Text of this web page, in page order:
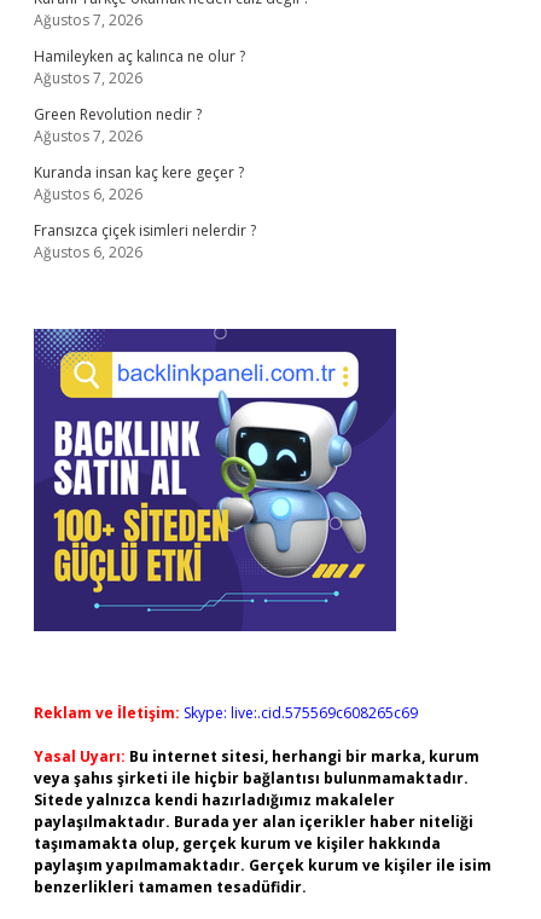
Ağustos 7, 2026
Hamileyken aç kalınca ne olur ?
Ağustos 7, 2026
Green Revolution nedir ?
Ağustos 7, 2026
Kuranda insan kaç kere geçer ?
Ağustos 6, 2026
Fransızca çiçek isimleri nelerdir ?
Ağustos 6, 2026
Reklam ve İletişim: Skype: live:.cid.575569c608265c69
Yasal Uyarı: Bu internet sitesi, herhangi bir marka, kurum
veya şahıs şirketi ile hiçbir bağlantısı bulunmamaktadır.
Sitede yalnızca kendi hazırladığımız makaleler
paylaşılmaktadır. Burada yer alan içerikler haber niteliği
taşımamakta olup, gerçek kurum ve kişiler hakkında
paylaşım yapılmamaktadır. Gerçek kurum ve kişiler ile isim
benzerlikleri tamamen tesadüfidir.